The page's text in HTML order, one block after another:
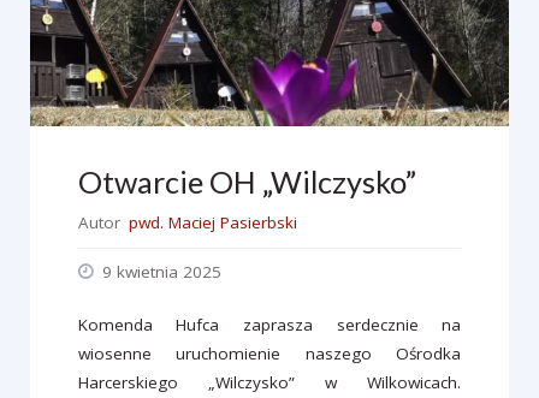
Otwarcie OH „Wilczysko”
Autor pwd. Maciej Pasierbski
9 kwietnia 2025
Komenda Hufca zaprasza serdecznie na
wiosenne uruchomienie naszego Ośrodka
Harcerskiego „Wilczysko” w Wilkowicach.